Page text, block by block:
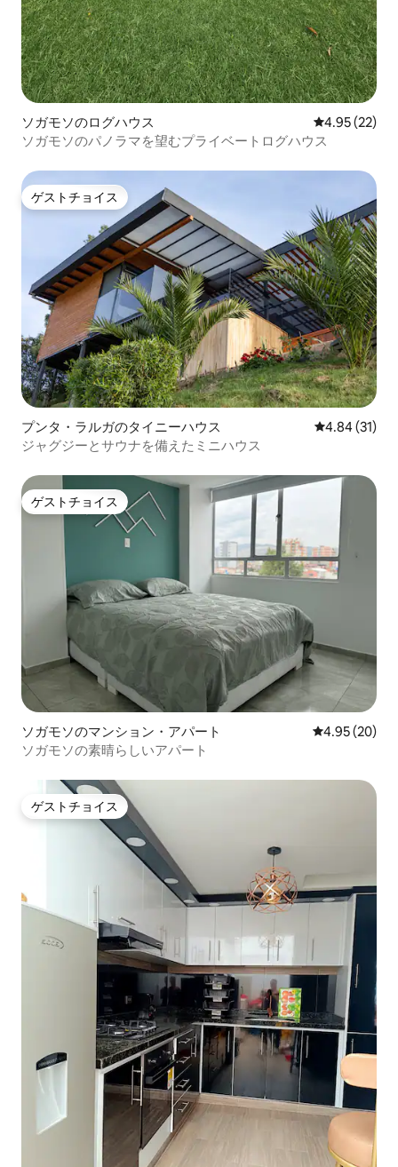
ソガモソのログハウス レビュー22
4.95 (22)
ソガモソのパノラマを望むプライベートログハウス
ゲストチョイス
ゲストチョイス
プンタ・ラルガのタイニーハウス レビュー31
4.84 (31)
ジャグジーとサウナを備えたミニハウス
ゲストチョイス
ゲストチョイス
ソガモソのマンション・アパート レビュー20
4.95 (20)
ソガモソの素晴らしいアパート
ゲストチョイス
ゲストチョイス